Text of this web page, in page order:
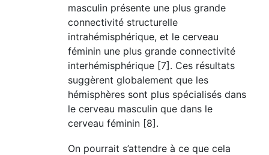
masculin présente une plus grande
connectivité structurelle
intrahémisphérique, et le cerveau
féminin une plus grande connectivité
interhémisphérique [7]. Ces résultats
suggèrent globalement que les
hémisphères sont plus spécialisés dans
le cerveau masculin que dans le
cerveau féminin [8].
On pourrait s’attendre à ce que cela